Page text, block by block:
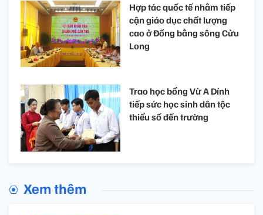
Hợp tác quốc tế nhằm tiếp
cận giáo dục chất lượng
cao ở Đồng bằng sông Cửu
Long
Trao học bổng Vừ A Dính
tiếp sức học sinh dân tộc
thiểu số đến trường
Xem thêm